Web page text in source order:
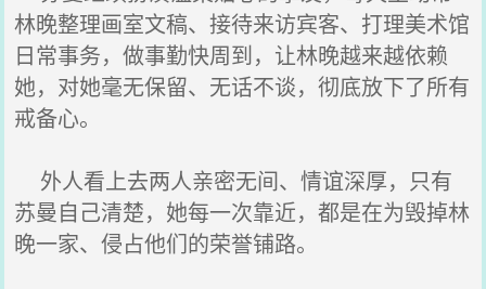
林晚整理画室文稿、接待来访宾客、打理美术馆
日常事务，做事勤快周到，让林晚越来越依赖
她，对她毫无保留、无话不谈，彻底放下了所有
戒备心。
外人看上去两人亲密无间、情谊深厚，只有
苏曼自己清楚，她每一次靠近，都是在为毁掉林
晚一家、侵占他们的荣誉铺路。